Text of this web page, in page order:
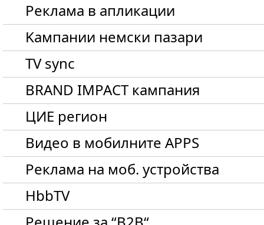
Реклама в апликации
Kампании немски пазари
TV sync
BRAND IMPACT кампания
ЦИЕ регион
Видео в мобилните APPS
Реклама на моб. устройства
HbbTV